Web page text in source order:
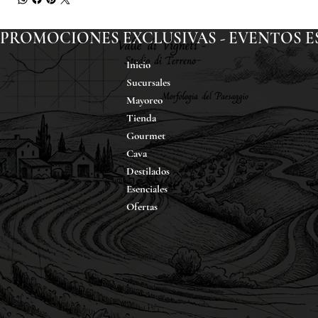
PROMOCIONES EXCLUSIVAS - EVENTOS
Inicio
Sucursales
Mayoreo
Tienda
Gourmet
Cava
Destilados
Esenciales
Ofertas